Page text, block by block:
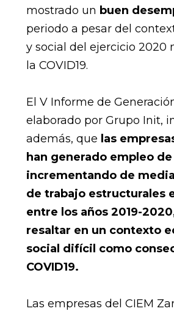
mostrado un buen
periodo a pesar del
y social del ejercicio 2020
la COVID19.
El V Informe de
elaborado por Grupo Init,
además, que las
han generado empleo
incrementando de
de trabajo estructurales
entre los años 2019-
resaltar en un contexto
social difícil como
COVID19.
Las empresas del CIEM